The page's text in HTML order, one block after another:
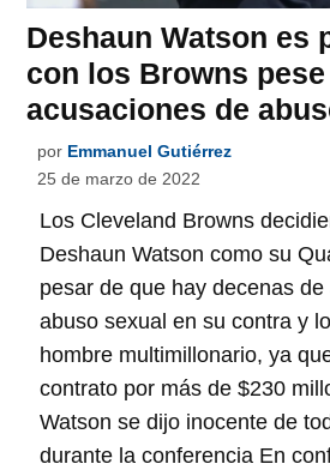
Deshaun Watson es
con los Browns pese
acusaciones de
por Emmanuel Gutiérrez
25 de marzo de 2022
Los Cleveland Browns
Deshaun Watson como su
pesar de que hay decenas
abuso sexual en su contra y
hombre multimillonario, ya
contrato por más de $230
Watson se dijo inocente de
durante la conferencia En